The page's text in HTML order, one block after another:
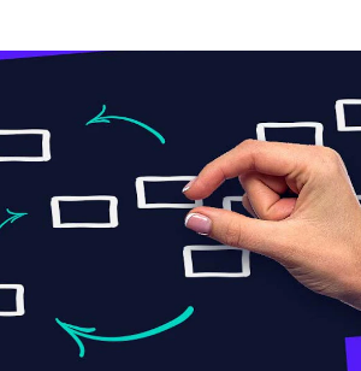
el tuyo en línea y ¡libera tus ideas!